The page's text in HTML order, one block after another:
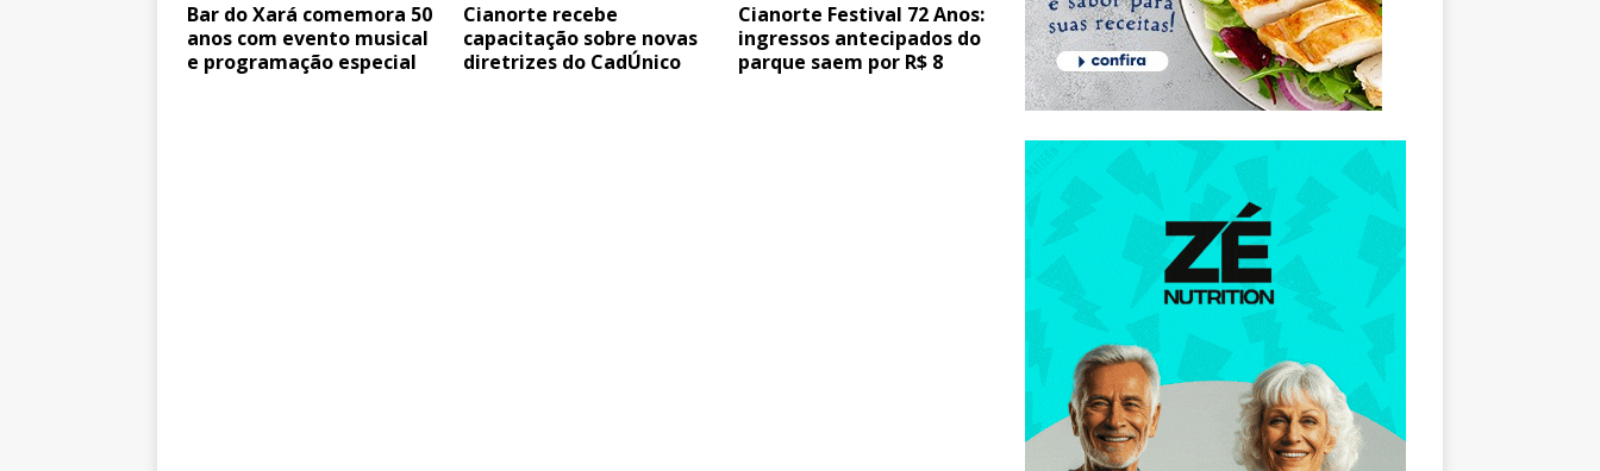
Bar do Xará comemora 50
anos com evento musical
e programação especial
Cianorte recebe
capacitação sobre novas
diretrizes do CadÚnico
Cianorte Festival 72 Anos:
ingressos antecipados do
parque saem por R$ 8